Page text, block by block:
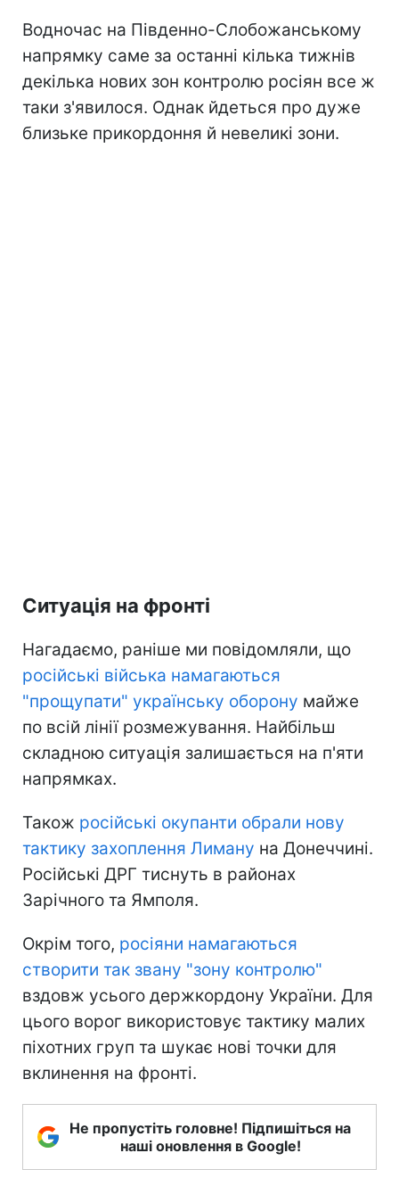
Водночас на Південно-Слобожанському
напрямку саме за останні кілька тижнів
декілька нових зон контролю росіян все ж
таки з'явилося. Однак йдеться про дуже
близьке прикордоння й невеликі зони.
Ситуація на фронті
Нагадаємо, раніше ми повідомляли, що
російські війська намагаються
"прощупати" українську оборону майже
по всій лінії розмежування. Найбільш
складною ситуація залишається на п'яти
напрямках.
Також російські окупанти обрали нову
тактику захоплення Лиману на Донеччині.
Російські ДРГ тиснуть в районах
Зарічного та Ямполя.
Окрім того, росіяни намагаються
створити так звану "зону контролю"
вздовж усього держкордону України. Для
цього ворог використовує тактику малих
піхотних груп та шукає нові точки для
вклинення на фронті.
Не пропустіть головне! Підпишіться на
наші оновлення в Google!